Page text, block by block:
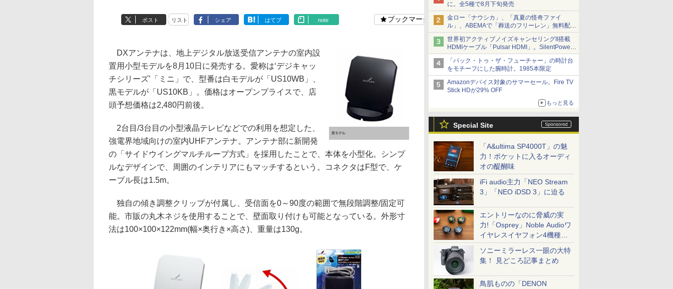
に。全5種で8月下旬発売
金ロー「ナウシカ」、「真夏の怪奇ファイ
ル」、ABEMAで「葬送のフリーレン」無料配信
など。夏の特番・配信情報
世界初アクティブノイズキャンセリングII搭載
HDMIケーブル「Pulsar HDMI」。SilentPower
から
「バック・トゥ・ザ・フューチャー」の時計台
をモチーフにした腕時計。1985本限定
Amazonデバイス対象のサマーセール。Fire TV
Stick HDが29% OFF
もっと見る
Special Site
「A&ultima SP4000T」の魅
力！ポケットに入るオーディ
オの醍醐味
iFi audio主力「NEO Stream
3」「NEO iDSD 3」に迫る
エントリーなのに脅威の実
力!「Osprey」Noble Audioワ
イヤレスイヤフォン4機種を
一気に聴く
ソニーミラーレス一眼の大特
集！ 見どころ記事まとめ
鳥肌ものの「DENON
ポスト リスト シェア はてブ note ブックマーク
黒モデル
DXアンテナは、地上デジタル放送受信アンテナの室内設
置用小型モデルを8月10日に発売する。愛称は‘デジキャッ
チシリーズ’「ミニ」で、型番は白モデルが「US10WB」、
黒モデルが「US10KB」。価格はオープンプライスで、店
頭予想価格は2,480円前後。
2台目/3台目の小型液晶テレビなどでの利用を想定した、
強電界地域向けの室内UHFアンテナ。アンテナ部に新開発
の「サイドウイングマルチループ方式」を採用したことで、本体を小型化。シンプ
ルなデザインで、周囲のインテリアにもマッチするという。コネクタはF型で、ケ
ーブル長は1.5m。
独自の傾き調整クリップが付属し、受信面を0～90度の範囲で無段階調整/固定可
能。市販の丸木ネジを使用することで、壁面取り付けも可能となっている。外形寸
法は100×100×122mm(幅×奥行き×高さ)、重量は130g。